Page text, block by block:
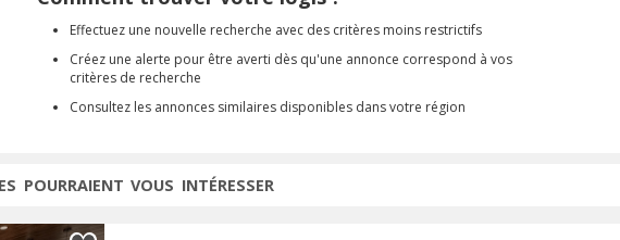
Effectuez une nouvelle recherche avec des critères moins restrictifs
Créez une alerte pour être averti dès qu'une annonce correspond à vos
critères de recherche
Consultez les annonces similaires disponibles dans votre région
POURRAIENT VOUS INTÉRESSER